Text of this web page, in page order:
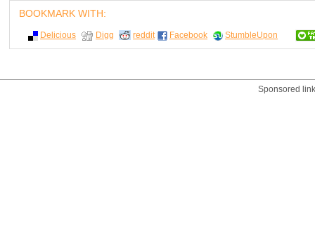
BOOKMARK WITH:
Delicious Digg reddit Facebook StumbleUpon
Sponsored